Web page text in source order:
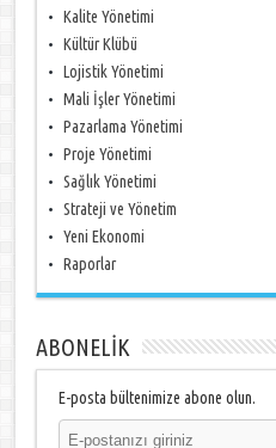
Kalite Yönetimi
Kültür Klübü
Lojistik Yönetimi
Mali İşler Yönetimi
Pazarlama Yönetimi
Proje Yönetimi
Sağlık Yönetimi
Strateji ve Yönetim
Yeni Ekonomi
Raporlar
ABONELİK
E-posta bültenimize abone olun.